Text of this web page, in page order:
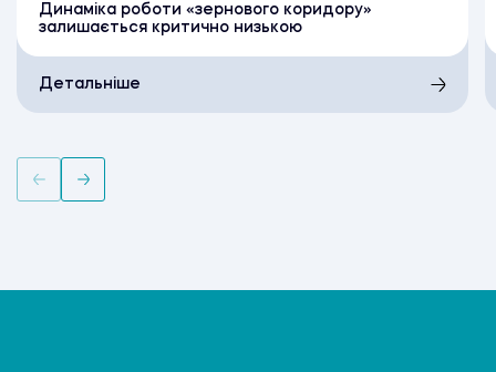
Динаміка роботи «зернового коридору»
залишається критично низькою
Детальніше